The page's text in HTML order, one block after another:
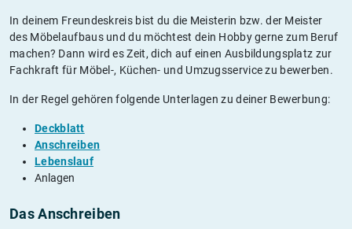
In deinem Freundeskreis bist du die Meisterin bzw. der Meister
des Möbelaufbaus und du möchtest dein Hobby gerne zum Beruf
machen? Dann wird es Zeit, dich auf einen Ausbildungsplatz zur
Fachkraft für Möbel-, Küchen- und Umzugsservice zu bewerben.
In der Regel gehören folgende Unterlagen zu deiner Bewerbung:
Deckblatt
Anschreiben
Lebenslauf
Anlagen
Das Anschreiben